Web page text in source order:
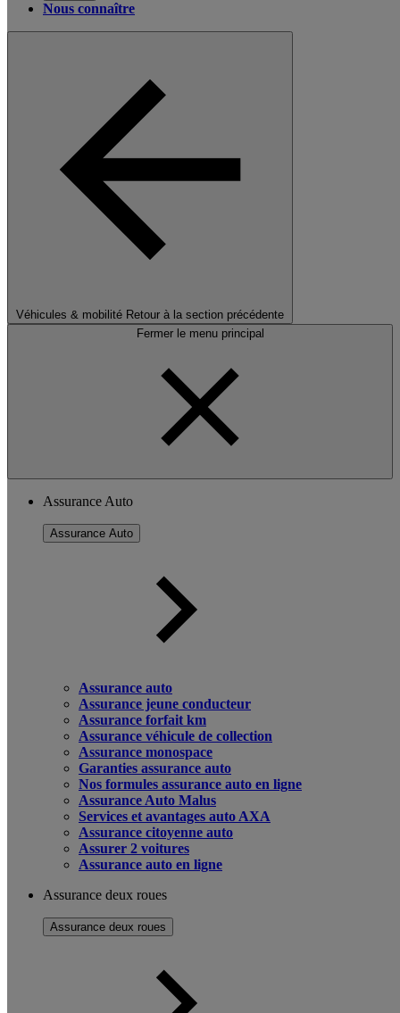
Nous connaître
Véhicules & mobilité Retour à la section précédente
Fermer le menu principal
Assurance Auto
Assurance Auto
Assurance auto
Assurance jeune conducteur
Assurance forfait km
Assurance véhicule de collection
Assurance monospace
Garanties assurance auto
Nos formules assurance auto en ligne
Assurance Auto Malus
Services et avantages auto AXA
Assurance citoyenne auto
Assurer 2 voitures
Assurance auto en ligne
Assurance deux roues
Assurance deux roues